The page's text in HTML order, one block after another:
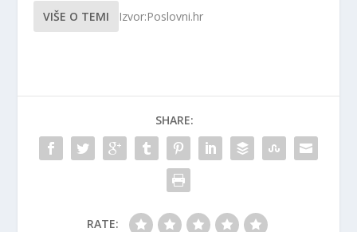
VIŠE O TEMI
Izvor:Poslovni.hr
SHARE:
RATE: